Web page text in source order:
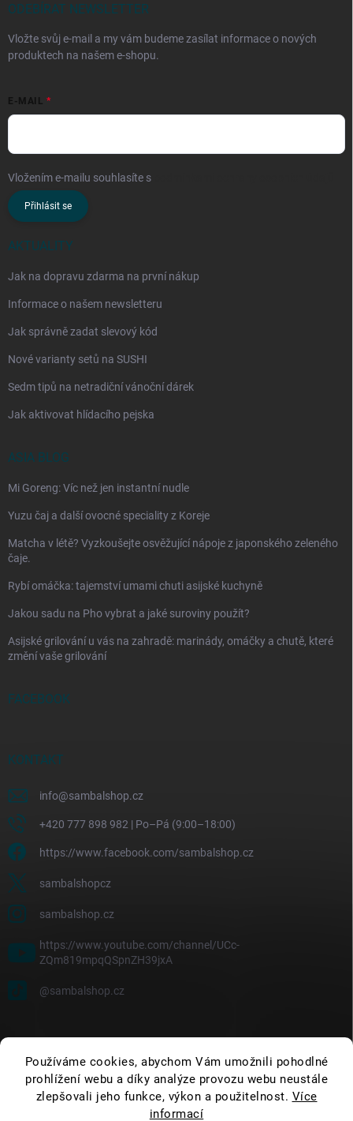
Používáme cookies, abychom Vám umožnili pohodlné
prohlížení webu a díky analýze provozu webu neustále
zlepšovali jeho funkce, výkon a použitelnost. Více
informací
ODEBÍRAT NEWSLETTER
Vložte svůj e-mail a my vám budeme zasílat informace o nových
produktech na našem e-shopu.
E-MAIL
Vložením e-mailu souhlasíte s
Přihlásit se
AKTUALITY
Jak na dopravu zdarma na první nákup
Informace o našem newsletteru
Jak správně zadat slevový kód
Nové varianty setů na SUSHI
Sedm tipů na netradiční vánoční dárek
Jak aktivovat hlídacího pejska
ASIA BLOG
Mi Goreng: Víc než jen instantní nudle
Yuzu čaj a další ovocné speciality z Koreje
Matcha v létě? Vyzkoušejte osvěžující nápoje z japonského zeleného
čaje.
Rybí omáčka: tajemství umami chuti asijské kuchyně
Jakou sadu na Pho vybrat a jaké suroviny použít?
Asijské grilování u vás na zahradě: marinády, omáčky a chutě, které
změní vaše grilování
FACEBOOK
KONTAKT
info@sambalshop.cz
+420 777 898 982 | Po–Pá (9:00–18:00)
https://www.facebook.com/sambalshop.cz
sambalshopcz
sambalshop.cz
https://www.youtube.com/channel/UCc-
ZQm819mpqQSpnZH39jxA
@sambalshop.cz